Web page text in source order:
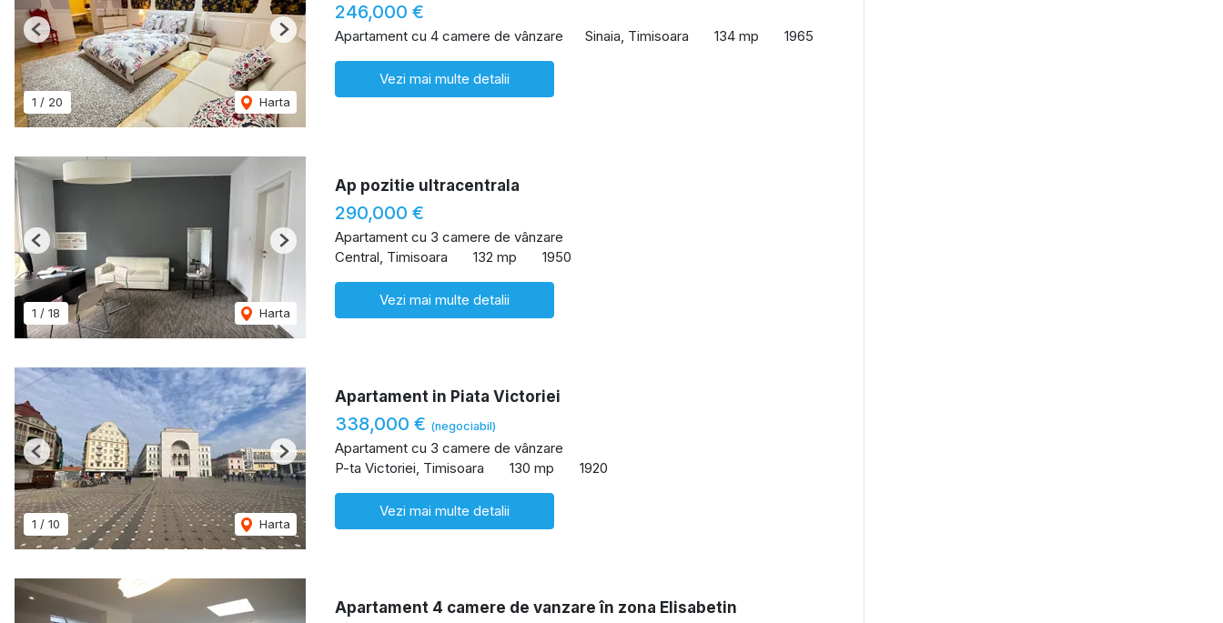
1 / 20 Harta
Previous Next
246,000 €
Apartament cu 4 camere de vânzare Sinaia, Timisoara 134 mp 1965
Vezi mai multe detalii
1 / 18 Harta
Previous Next
Ap pozitie ultracentrala
290,000 €
Apartament cu 3 camere de vânzare
Central, Timisoara
132 mp 1950
Vezi mai multe detalii
1 / 10 Harta
Previous Next
Apartament in Piata Victoriei
338,000 € (negociabil)
Apartament cu 3 camere de vânzare
P-ta Victoriei, Timisoara
130 mp 1920
Vezi mai multe detalii
Apartament 4 camere de vanzare în zona Elisabetin